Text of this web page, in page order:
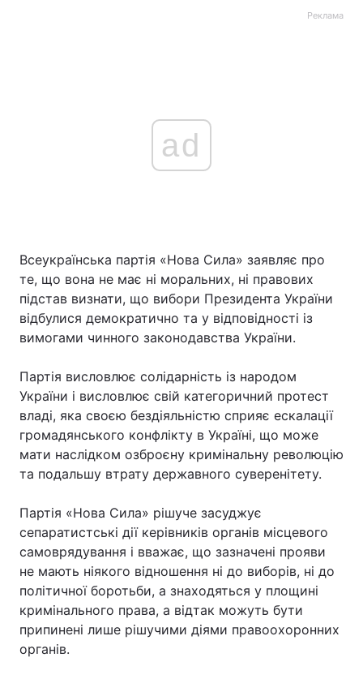
Реклама
ad
Всеукраїнська партія «Нова Сила» заявляє про
те, що вона не має ні моральних, ні правових
підстав визнати, що вибори Президента України
відбулися демократично та у відповідності із
вимогами чинного законодавства України.
Партія висловлює солідарність із народом
України і висловлює свій категоричний протест
владі, яка своєю бездіяльністю сприяє ескалації
громадянського конфлікту в Україні, що може
мати наслідком озброєну кримінальну революцію
та подальшу втрату державного суверенітету.
Партія «Нова Сила» рішуче засуджує
сепаратистські дії керівників органів місцевого
самоврядування і вважає, що зазначені прояви
не мають ніякого відношення ні до виборів, ні до
політичної боротьби, а знаходяться у площині
кримінального права, а відтак можуть бути
припинені лише рішучими діями правоохоронних
органів.